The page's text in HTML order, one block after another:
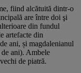
fiind alcătuită dintr-o
are între doi şi
din fundul
artefacte din
ani, și magdalenianul
ani). Ambele
de piatră.